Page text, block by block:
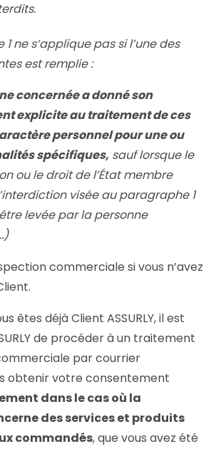
ne s’applique pas si l’une des
est remplie :
concernée a donné son
explicite au traitement de ces
personnel pour une ou
spécifiques, sauf lorsque le
ou le droit de l’État membre
visée au paragraphe 1
levée par la personne
commerciale si vous n’avez
êtes déjà Client ASSURLY, il est
de procéder à un traitement
par courrier
obtenir votre consentement
dans le cas où la
des services et produits
commandés, que vous avez été